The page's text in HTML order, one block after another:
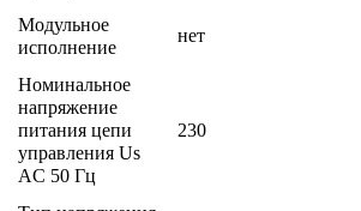
Модульное
исполнение
нет
Номинальное
напряжение
питания цепи
управления Us
AC 50 Гц
230